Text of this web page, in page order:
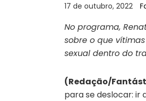
17 de outubro, 2022
No programa,
sobre o que
sexual dentro do
(Redação/
para se deslocar: ir